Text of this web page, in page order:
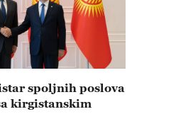
spoljnih poslova
kirgistanskim